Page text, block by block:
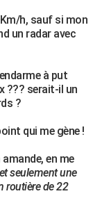
h, sauf si mon
un radar avec
à put
??? serait-il un
?
qui me gène !
en me
seulement une
routière de 22